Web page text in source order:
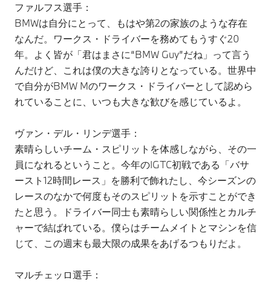
ファルフス選手：
BMWは自分にとって、もはや第2の家族のような存在
なんだ。ワークス・ドライバーを務めてもうすぐ20
年。よく皆が「君はまさに“BMW Guy”だね」って言う
んだけど、これは僕の大きな誇りとなっている。世界中
で自分がBMW Mのワークス・ドライバーとして認めら
れていることに、いつも大きな歓びを感じているよ。
ヴァン・デル・リンデ選手：
素晴らしいチーム・スピリットを体感しながら、その一
員になれるということ。今年のIGTC初戦である「バサ
ースト12時間レース」を勝利で飾れたし、今シーズンの
レースのなかで何度もそのスピリットを示すことができ
たと思う。ドライバー同士も素晴らしい関係性とカルチ
ャーで結ばれている。僕らはチームメイトとマシンを信
じて、この週末も最大限の成果をあげるつもりだよ。
マルチェッロ選手：